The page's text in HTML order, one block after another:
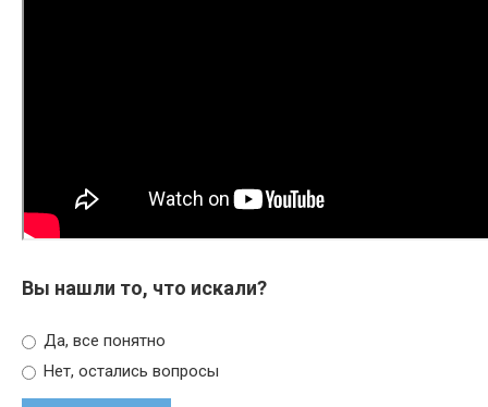
Вы нашли то, что искали?
Да, все понятно
Нет, остались вопросы